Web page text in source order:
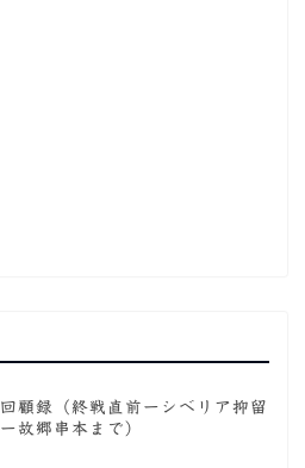
回顧録（終戦直前ーシベリア抑留
ー故郷串本まで）